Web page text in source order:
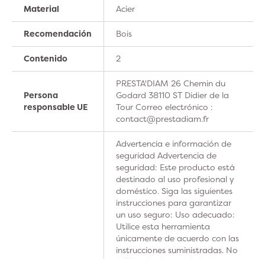
Material Acier
Recomendación Bois
Contenido 2
Persona
responsable UE
PRESTA'DIAM 26 Chemin du
Godard 38110 ST Didier de la
Tour Correo electrónico :
contact@prestadiam.fr
Advertencia e información de
seguridad Advertencia de
seguridad: Este producto está
destinado al uso profesional y
doméstico. Siga las siguientes
instrucciones para garantizar
un uso seguro: Uso adecuado:
Utilice esta herramienta
únicamente de acuerdo con las
instrucciones suministradas. No